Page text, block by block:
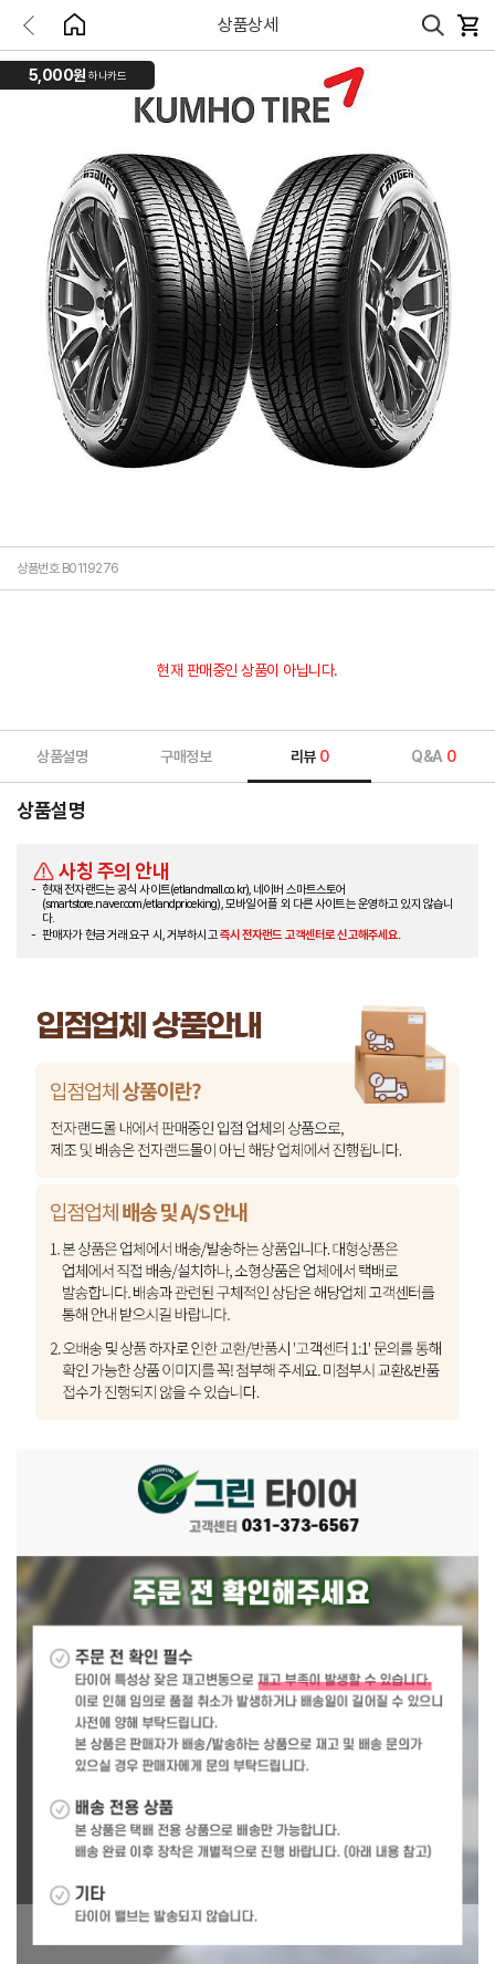
상품상세
5,000원 하나카드
상품번호 B0119276
현재 판매중인 상품이 아닙니다.
상품설명 구매정보 리뷰 0 Q&A 0
상품설명
사칭 주의 안내
현재 전자랜드는 공식 사이트(etlandmall.co.kr), 네이버 스마트스토어
(smartstore.naver.com/etlandpriceking), 모바일 어플 외 다른 사이트는 운영하고 있지 않습니
다.
판매자가 현금 거래 요구 시, 거부하시고즉시 전자랜드 고객센터로 신고해주세요.